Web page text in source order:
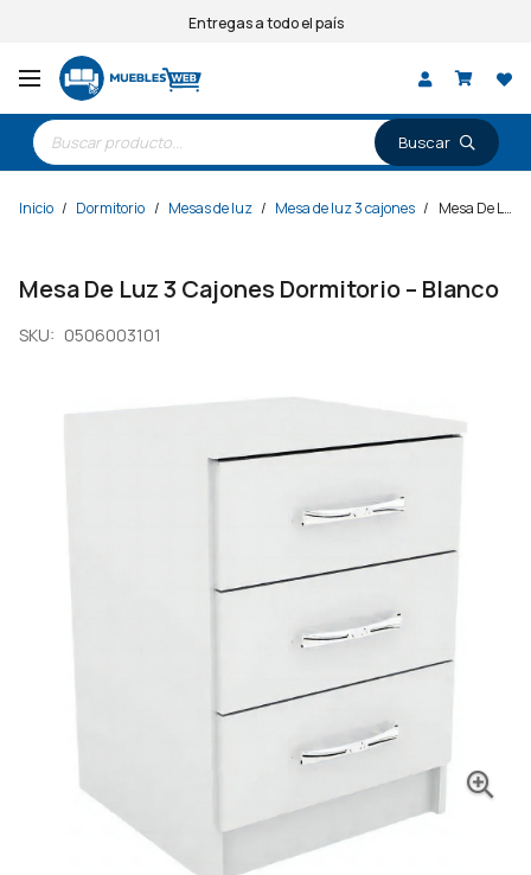
Entregas a todo el país
Búsqueda
de
productos
Inicio / Dormitorio / Mesas de luz / Mesa de luz 3 cajones / Mesa De Luz 3 Cajones Dormitorio – Blanco
Mesa De Luz 3 Cajones Dormitorio – Blanco
SKU: 0506003101